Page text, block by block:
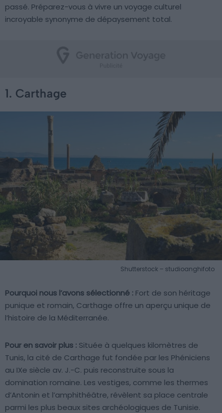
passé. Préparez-vous à vivre un voyage culturel
incroyable synonyme de dépaysement total.
1. Carthage
Shutterstock – studioanghifoto
Pourquoi nous l’avons sélectionné : Fort de son héritage
punique et romain, Carthage offre un aperçu unique de
l’histoire de la Méditerranée.
Pour en savoir plus : Située à quelques kilomètres de
Tunis, la cité de Carthage fut fondée par les Phéniciens
au IXe siècle av. J.-C. puis reconstruite sous la
domination romaine. Les vestiges, comme les thermes
d’Antonin et l’amphithéâtre, révèlent sa place centrale
parmi les plus beaux sites archéologiques de Tunisie.